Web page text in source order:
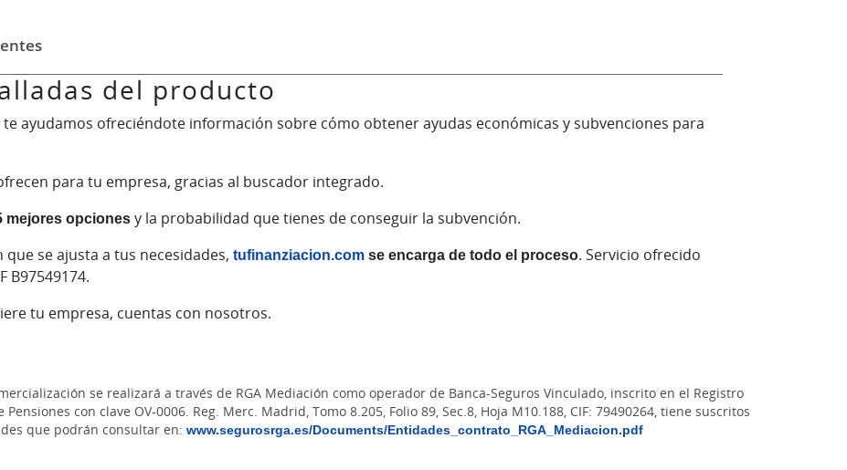
del producto
te ayudamos ofreciéndote información sobre cómo obtener ayudas económicas y subvenciones para
para tu empresa, gracias al buscador integrado.
mejores opcionesy la probabilidad que tienes de conseguir la subvención.
que se ajusta a tus necesidades,tufinanziacion.comse encarga de todo el proceso. Servicio ofrecido
B97549174.
tu empresa, cuentas con nosotros.
se realizará a través de RGA Mediación como operador de Banca-Seguros Vinculado, inscrito en el Registro
con clave OV-0006. Reg. Merc. Madrid, Tomo 8.205, Folio 89, Sec.8, Hoja M10.188, CIF: 79490264, tiene suscritos
que podrán consultar en: www.segurosrga.es/Documents/Entidades_contrato_RGA_Mediacion.pdf